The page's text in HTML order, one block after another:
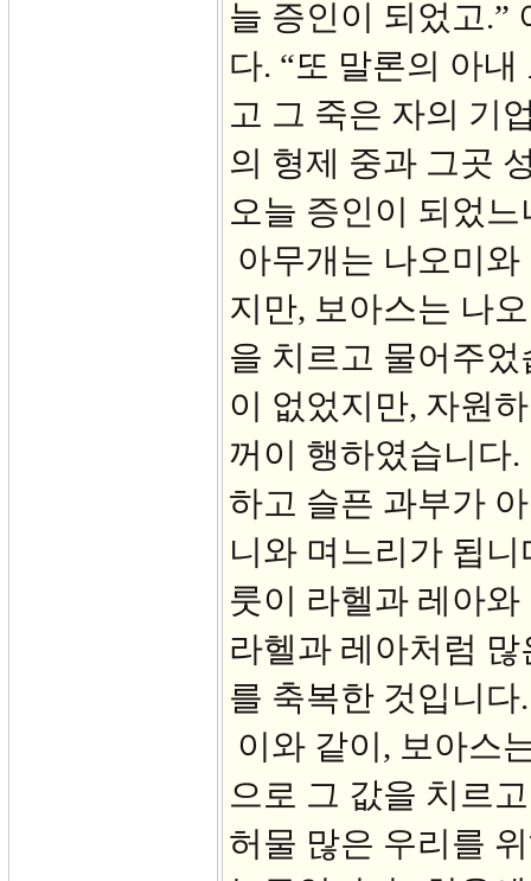
늘 증인이 되었고.”
다. “또 말론의 아
고 그 죽은 자의 기
의 형제 중과 그곳
오늘 증인이 되었느
아무개는 나오미
지만, 보아스는 나
을 치르고 물어주
이 없었지만, 자원
꺼이 행하였습니다
하고 슬픈 과부가
니와 며느리가 됩
룻이 라헬과 레아
라헬과 레아처럼
를 축복한 것입니다.
이와 같이, 보아스
으로 그 값을 치르
허물 많은 우리를